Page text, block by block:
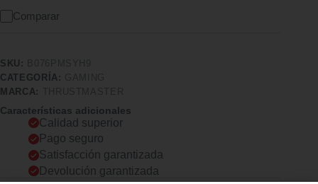
Comparar
SKU:
CATEGORÍA:
MARCA:
Características adicionales
Calidad superior
Pago seguro
Satisfacción garantizada
Devolución garantizada